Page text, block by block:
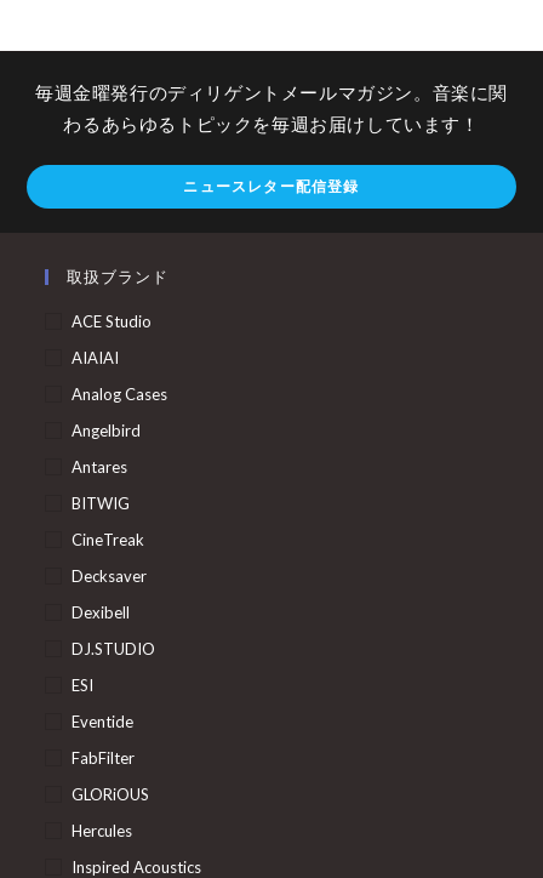
毎週金曜発行のディリゲントメールマガジン。音楽に関
わるあらゆるトピックを毎週お届けしています！
ニュースレター配信登録
取扱ブランド
ACE Studio
AIAIAI
Analog Cases
Angelbird
Antares
BITWIG
CineTreak
Decksaver
Dexibell
DJ.STUDIO
ESI
Eventide
FabFilter
GLORiOUS
Hercules
Inspired Acoustics